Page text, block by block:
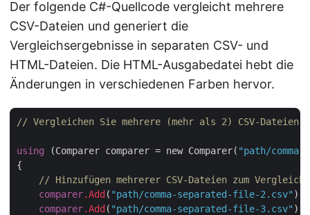
Der folgende C#-Quellcode vergleicht mehrere
CSV-Dateien und generiert die
Vergleichsergebnisse in separaten CSV- und
HTML-Dateien. Die HTML-Ausgabedatei hebt die
Änderungen in verschiedenen Farben hervor.
// Vergleichen Sie mehrere (mehr als 2) CSV-Dateien
using (Comparer comparer = new Comparer( "path/
{
// Hinzufügen mehrerer CSV-Dateien zum
comparer.Add ( "path/comma-separated-file-2.csv" );
comparer.Add ( "path/comma-separated-file-3.csv" );